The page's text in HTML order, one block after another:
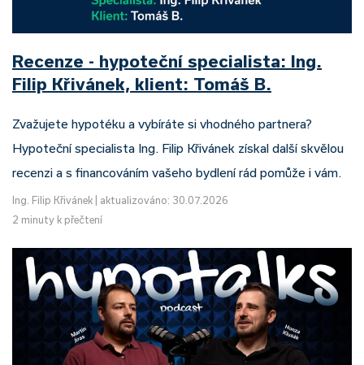
Recenze - hypoteční specialista: Ing.
Filip Křivánek, klient: Tomáš B.
Zvažujete hypotéku a vybíráte si vhodného partnera?
Hypoteční specialista Ing. Filip Křivánek získal další skvělou
recenzi a s financováním vašeho bydlení rád pomůže i vám.
Ing. Filip Křivánek
aktualizováno: 30.07.2026
2 minuty k přečtení